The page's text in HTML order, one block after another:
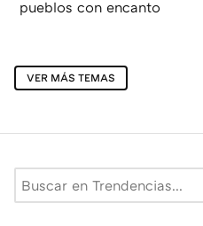
pueblos con encanto
VER MÁS TEMAS